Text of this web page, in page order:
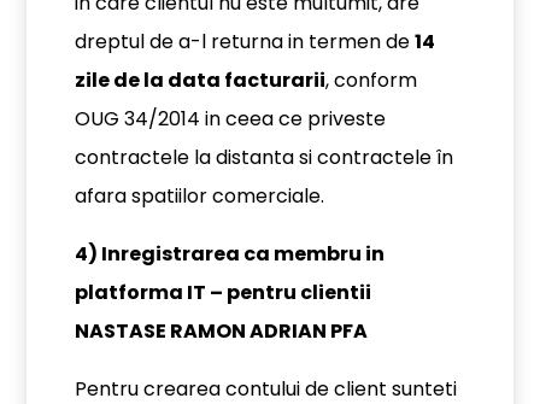
dreptul de a-l returna in termen de14
zile de la data facturarii, conform
OUG 34/2014 in ceea ce priveste
contractele la distanta si contractele în
afara spatiilor comerciale.
4) Inregistrarea ca membru in
platforma IT – pentru clientii
NASTASE RAMON ADRIAN PFA
Pentru crearea contului de client sunteti